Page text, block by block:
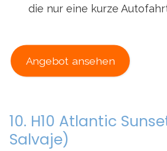
die nur eine kurze
Angebot ansehen
10. H10 Atlantic
Salvaje)